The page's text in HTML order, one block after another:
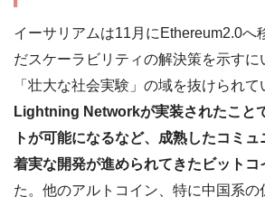
イーサリアムは11月にEthereum2.0へ
だスケーラビリティの解決策を示すに
「壮大な社会実験」の域を抜けられて
Lightning Networkが実装されたこと
トが可能になるなど、成熟したコミ
着実な開発が進められてきたビットコ
た。他のアルトコイン、特に中国系の